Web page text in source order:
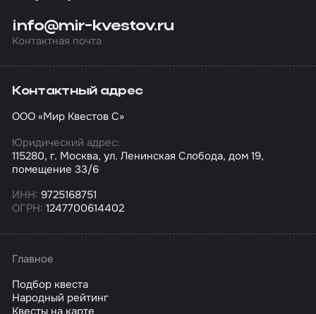
info@mir-kvestov.ru
Контактная почта
Контактный адрес
ООО «Мир Квестов С»
Юридический адрес:
115280, г. Москва, ул. Ленинская Слобода, дом 19,
помещение 33/6
ИНН: 9725168751
ОГРН: 1247700614402
Главное
Подбор квеста
Народный рейтинг